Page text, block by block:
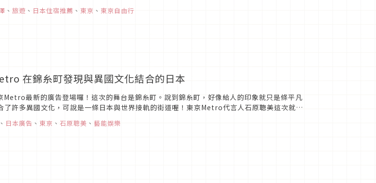
、 旅遊 、 日本住宿推薦 、 東京 、 東京自由行
在錦糸町發現與異國文化結合的日本
Metro最新的廣告登場囉！這次的舞台是錦糸町。說到錦糸町，好像給人的印象就只是條平凡
了許多異國文化，可說是一條日本與世界接軌的街道喔！東京Metro代言人石原聰美這次就要
、 日本廣告 、 東京 、 石原聰美 、 藝能娛樂